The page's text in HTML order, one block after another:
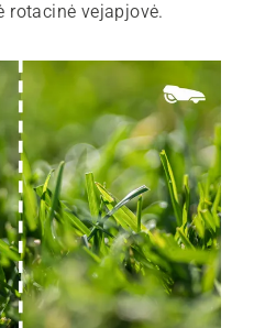
rotacinė vejapjovė.